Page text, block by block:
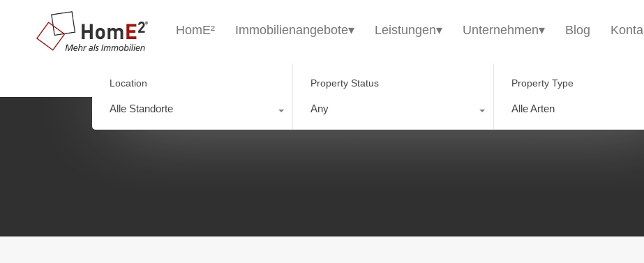
HomE² Immobilienangebote▾ Leistungen▾
HomE² Immobilienangebote▾ Leistungen▾ Unternehmen▾ Blog
Location
Alle Standorte
Property Status
Any
Property Type
Alle Arten